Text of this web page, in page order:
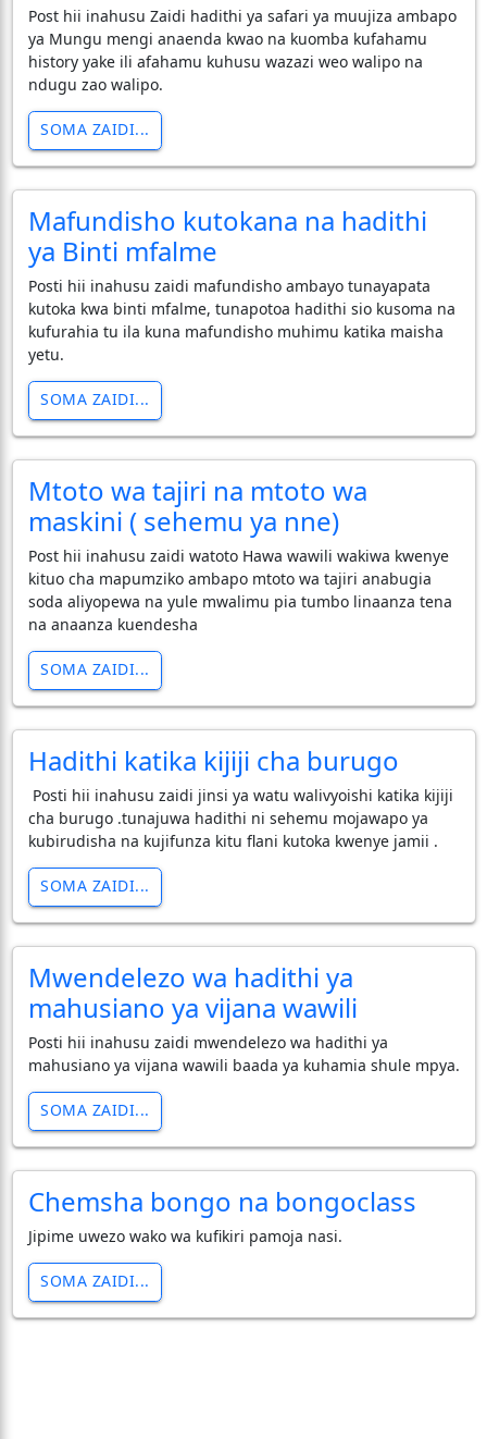
Post hii inahusu Zaidi hadithi ya safari ya muujiza ambapo
ya Mungu mengi anaenda kwao na kuomba kufahamu
history yake ili afahamu kuhusu wazazi weo walipo na
ndugu zao walipo.
SOMA ZAIDI...
Mafundisho kutokana na hadithi
ya Binti mfalme
Posti hii inahusu zaidi mafundisho ambayo tunayapata
kutoka kwa binti mfalme, tunapotoa hadithi sio kusoma na
kufurahia tu ila kuna mafundisho muhimu katika maisha
yetu.
SOMA ZAIDI...
Mtoto wa tajiri na mtoto wa
maskini ( sehemu ya nne)
Post hii inahusu zaidi watoto Hawa wawili wakiwa kwenye
kituo cha mapumziko ambapo mtoto wa tajiri anabugia
soda aliyopewa na yule mwalimu pia tumbo linaanza tena
na anaanza kuendesha
SOMA ZAIDI...
Hadithi katika kijiji cha burugo
Posti hii inahusu zaidi jinsi ya watu walivyoishi katika kijiji
cha burugo .tunajuwa hadithi ni sehemu mojawapo ya
kubirudisha na kujifunza kitu flani kutoka kwenye jamii .
SOMA ZAIDI...
Mwendelezo wa hadithi ya
mahusiano ya vijana wawili
Posti hii inahusu zaidi mwendelezo wa hadithi ya
mahusiano ya vijana wawili baada ya kuhamia shule mpya.
SOMA ZAIDI...
Chemsha bongo na bongoclass
Jipime uwezo wako wa kufikiri pamoja nasi.
SOMA ZAIDI...